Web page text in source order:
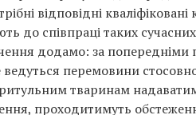
відповідні
до співпраці таких
додамо: за попередніми
перемовини
тваринам
проходитимуть